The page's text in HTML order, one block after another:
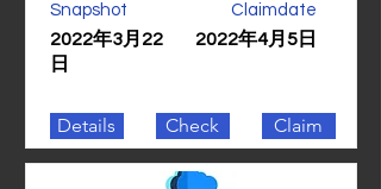
Snapshot
2022年3月22
日
Claimdate
2022年4月5日
Details Check Claim